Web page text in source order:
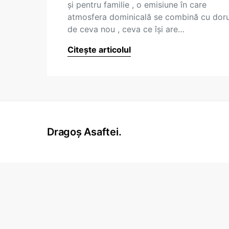
şi pentru familie , o emisiune în care
atmosfera dominicală se combină cu
de ceva nou , ceva ce îşi are…
Citește articolul
Dragoș Asaftei.